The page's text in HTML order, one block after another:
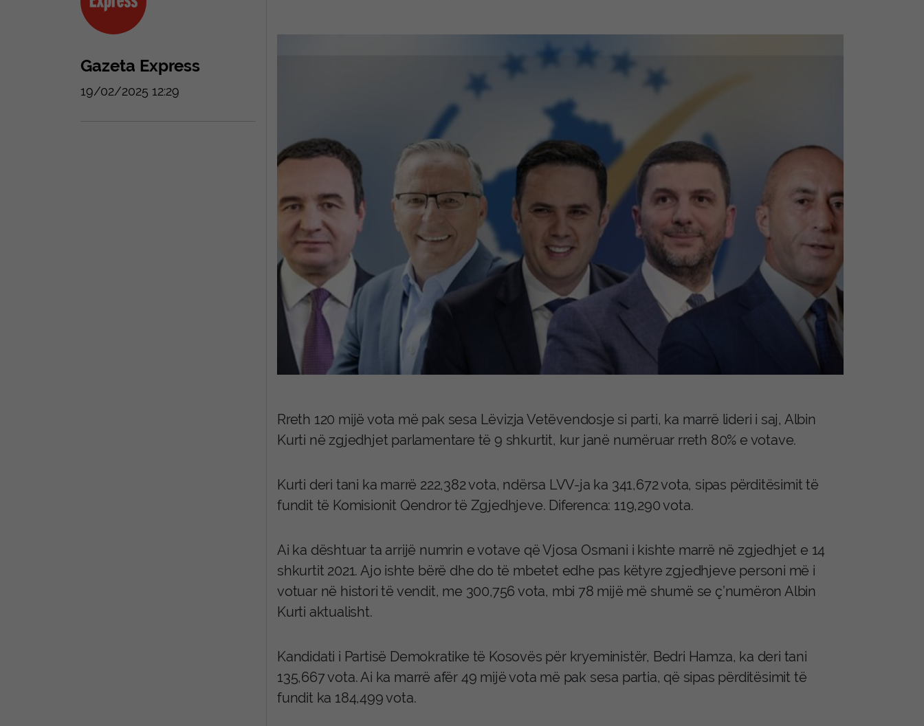
Gazeta Express
19/02/2025 12:29
Rreth 120 mijë vota më pak sesa Lëvizja Vetëvendosje si parti, ka marrë lideri i saj, Albin
Kurti në zgjedhjet parlamentare të 9 shkurtit, kur janë numëruar rreth 80% e votave.
Kurti deri tani ka marrë 222,382 vota, ndërsa LVV-ja ka 341,672 vota, sipas përditësimit të
fundit të Komisionit Qendror të Zgjedhjeve. Diferenca: 119,290 vota.
Ai ka dështuar ta arrijë numrin e votave që Vjosa Osmani i kishte marrë në zgjedhjet e 14
shkurtit 2021. Ajo ishte bërë dhe do të mbetet edhe pas këtyre zgjedhjeve personi më i
votuar në histori të vendit, me 300,756 vota, mbi 78 mijë më shumë se ç’numëron Albin
Kurti aktualisht.
Kandidati i Partisë Demokratike të Kosovës për kryeministër, Bedri Hamza, ka deri tani
135,667 vota. Ai ka marrë afër 49 mijë vota më pak sesa partia, që sipas përditësimit të
fundit ka 184,499 vota.